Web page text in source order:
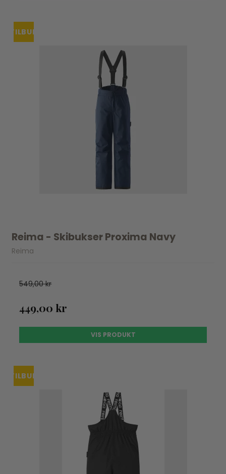
TILBUD
Reima - Skibukser Proxima Navy
Reima
549,00 kr
449,00 kr
VIS PRODUKT
TILBUD